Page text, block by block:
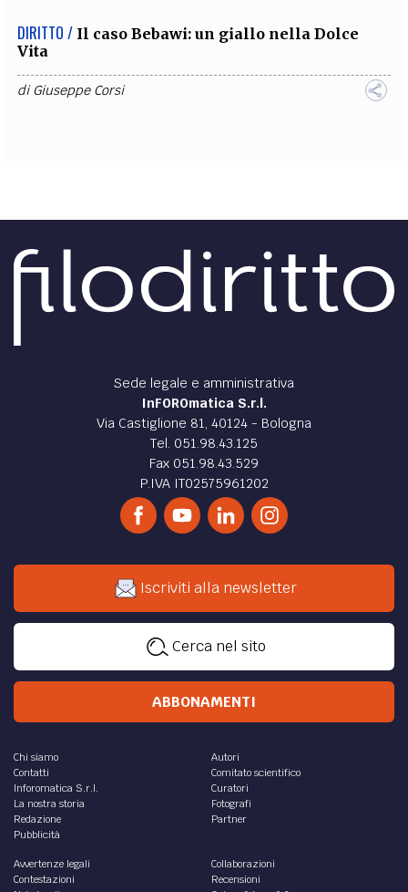
DIRITTO / Il caso Bebawi: un giallo nella Dolce
Vita
diGiuseppe Corsi
Sede legale e amministrativa
InFOROmatica S.r.l.
Via Castiglione 81, 40124 - Bologna
Tel. 051.98.43.125
Fax 051.98.43.529
P.IVA IT02575961202
Iscriviti alla newsletter
Cerca nel sito
ABBONAMENTI
Chi siamo
Contatti
Inforomatica S.r.l.
La nostra storia
Redazione
Pubblicità
Autori
Comitato scientifico
Curatori
Fotografi
Partner
Avvertenze legali
Contestazioni
Collaborazioni
Recensioni